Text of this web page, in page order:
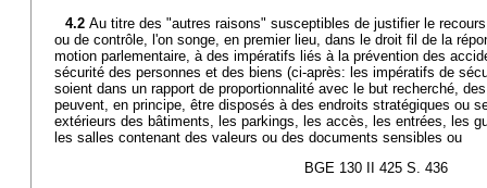
4.2 Au titre des "autres raisons" susceptibles de justifier le
ou de contrôle, l'on songe, en premier lieu, dans le droit fil de la
motion parlementaire, à des impératifs liés à la prévention des
sécurité des personnes et des biens (ci-après: les impératifs de
soient dans un rapport de proportionnalité avec le but recherché,
peuvent, en principe, être disposés à des endroits stratégiques ou
extérieurs des bâtiments, les parkings, les accès, les entrées, les
les salles contenant des valeurs ou des documents sensibles ou
BGE 130 II 425 S. 436